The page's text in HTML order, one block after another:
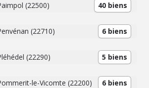
(22500) 40 biens
(22710) 6 biens
(22290) 5 biens
le-Vicomte (22200) 6 biens